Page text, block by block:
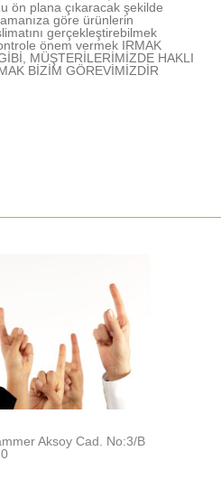
ön plana çıkaracak şekilde
göre ürünlerin
gerçekleştirebilmek
önem vermek IRMAK
MÜŞTERİLERİMİZDE HAKLI
BİZİM GÖREVİMİZDİR
Aksoy Cad. No:3/B